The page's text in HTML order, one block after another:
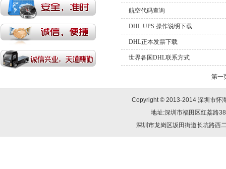
航空代码查询
DHL UPS 操作说明下载
DHL正本发票下载
世界各国DHL联系方式
第一
Copyright © 2013-2014 深圳市怀
地址:深圳市福田区红荔路
深圳市龙岗区坂田街道长坑路西